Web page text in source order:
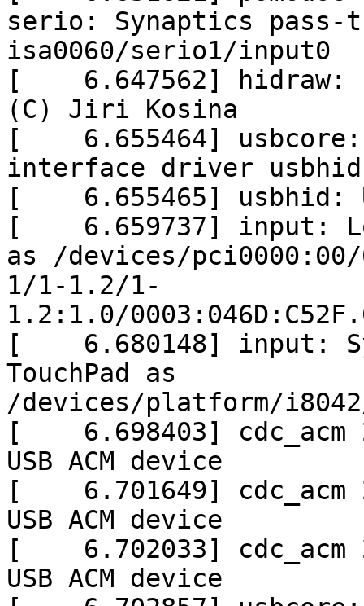
serio: Synaptics pass-
isa0060/serio1/input0
[ 6.647562] hidraw:
(C) Jiri Kosina
[ 6.655464] usbcore:
interface driver usbhid
[ 6.655465] usbhid:
[ 6.659737] input:
as /devices/
1/1-1.2/1-
1.2:1.0/
[ 6.680148] input:
TouchPad as
/devices/platform/
[ 6.698403] cdc_acm
USB ACM device
[ 6.701649] cdc_acm
USB ACM device
[ 6.702033] cdc_acm
USB ACM device